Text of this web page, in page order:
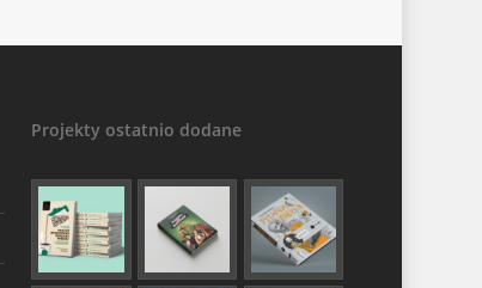
Projekty ostatnio dodane